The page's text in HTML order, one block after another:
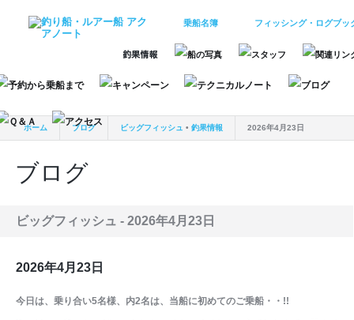
乗船名簿 フィッシング・ログブッ
ホーム ブログ ビッグフィッシュ • 釣果情報 2026年4月23日
ブログ
ビッグフィッシュ - 2026年4月23日
2026年4月23日
今日は、乗り合い5名様、内2名は、当船に初めてのご乗船・・!!